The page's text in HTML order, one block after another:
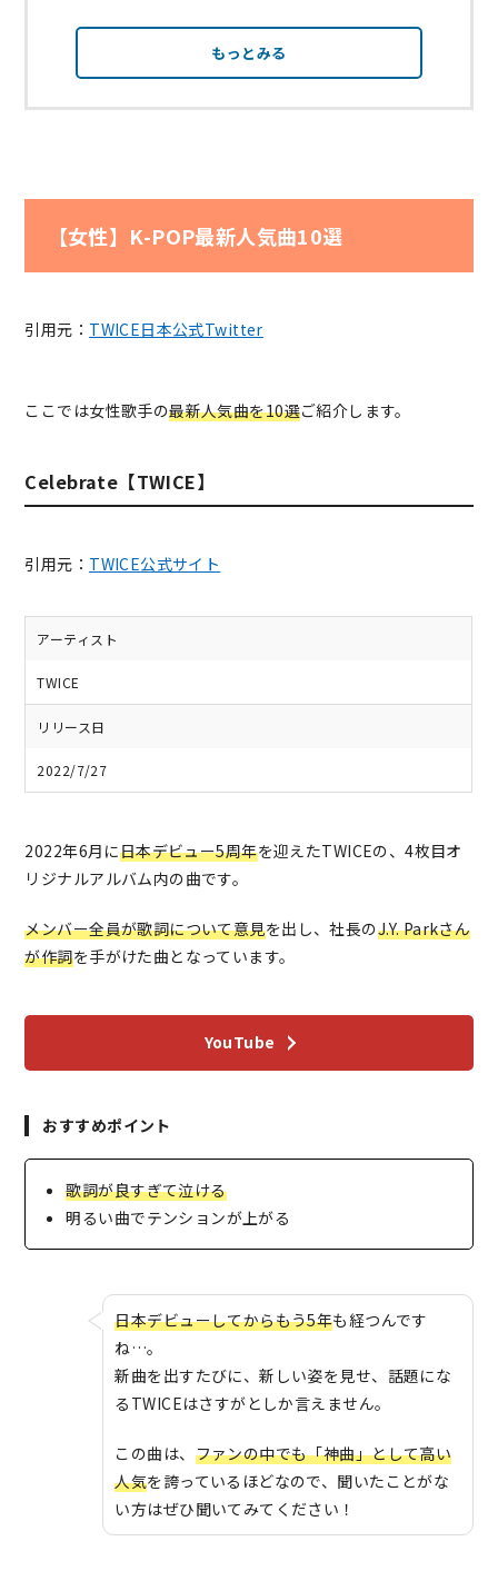
もっとみる
【女性】K-POP最新人気曲10選
引用元： TWICE日本公式Twitter
ここでは女性歌手の最新人気曲を10選ご紹介します。
Celebrate【TWICE】
引用元： TWICE公式サイト
アーティスト
TWICE
リリース日
2022/7/27
2022年6月に日本デビュー5周年を迎えたTWICEの、4枚目オ
リジナルアルバム内の曲です。
メンバー全員が歌詞について意見を出し、社長のJ.Y. Parkさん
が作詞を手がけた曲となっています。
YouTube
おすすめポイント
歌詞が良すぎて泣ける
明るい曲でテンションが上がる
日本デビューしてからもう5年も経つんです
ね…。
新曲を出すたびに、新しい姿を見せ、話題にな
るTWICEはさすがとしか言えません。
この曲は、 ファンの中でも「神曲」として高い
人気を誇っているほどなので、聞いたことがな
い方はぜひ聞いてみてください！